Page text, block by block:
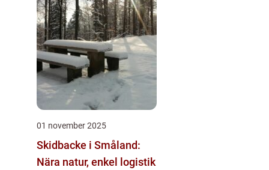
01 november 2025
Skidbacke i Småland:
Nära natur, enkel logistik